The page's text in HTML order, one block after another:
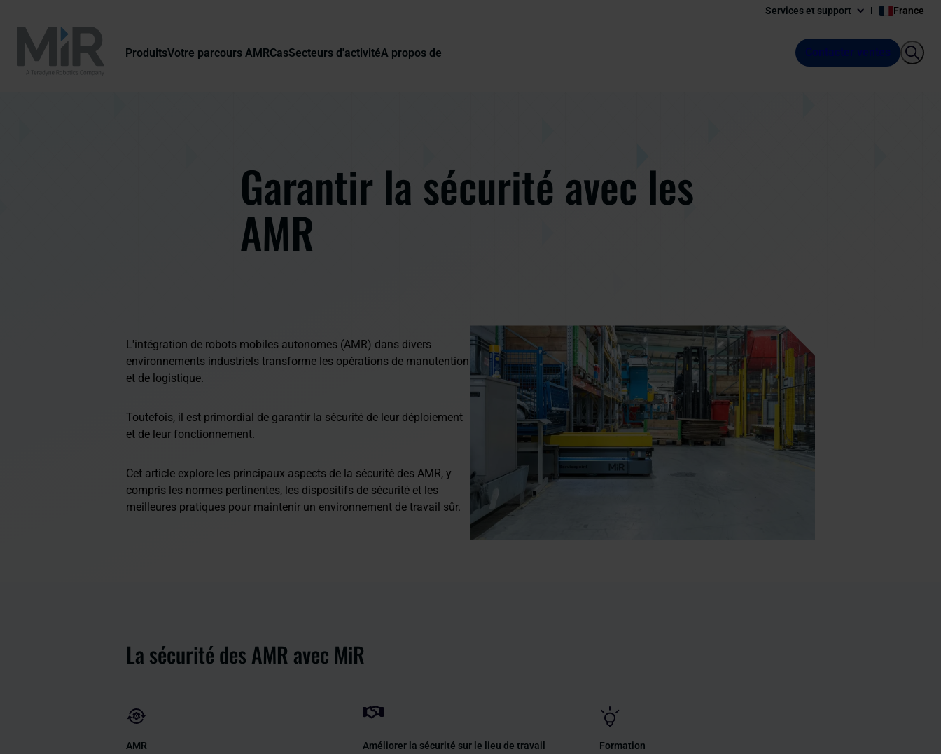
Services et support France
ProduitsVotre parcours AMRCasSecteurs d'activitéA propos de Contacter ventes
Garantir la sécurité avec les
AMR
L'intégration de robots mobiles autonomes (AMR) dans divers
environnements industriels transforme les opérations de manutention
et de logistique.
Toutefois, il est primordial de garantir la sécurité de leur déploiement
et de leur fonctionnement.
Cet article explore les principaux aspects de la sécurité des AMR, y
compris les normes pertinentes, les dispositifs de sécurité et les
meilleures pratiques pour maintenir un environnement de travail sûr.
La sécurité des AMR avec MiR
AMR Améliorer la sécurité sur le lieu de travail Formation